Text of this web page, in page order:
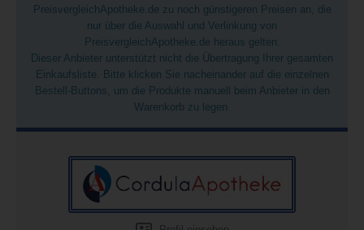
PreisvergleichApotheke.de zu noch günstigeren Preisen an, die
nur über die Auswahl und Verlinkung von
PreisvergleichApotheke.de heraus gelten.
Dieser Anbieter unterstützt nicht die Übertragung Ihrer gesamten
Einkaufsliste. Bitte klicken Sie nacheinander auf die einzelnen
Bestell-Buttons, um die Produkte manuell beim Anbieter in den
Warenkorb zu legen.